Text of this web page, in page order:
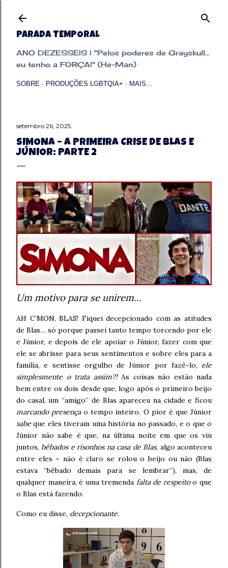
PARADA TEMPORAL
ANO DEZESSEIS | "Pelos poderes de Grayskull...
eu tenho a FORÇA!" (He-Man)
SOBRE PRODUÇÕES LGBTQIA+ MAIS…
setembro 26, 2025
SIMONA – A PRIMEIRA CRISE DE BLAS E
JÚNIOR: PARTE 2
Um motivo para se unirem…
AH C’MON, BLAS! Fiquei decepcionado com as atitudes
de Blas… só porque passei tanto tempo torcendo por ele
e Júnior, e depois de ele apoiar o Júnior, fazer com que
ele se abrisse para seus sentimentos e sobre eles para a
família, e sentisse orgulho de Júnior por fazê-lo, ele
simplesmente o trata assim?! As coisas não estão nada
bem entre os dois desde que, logo após o primeiro beijo
do casal, um “amigo” de Blas apareceu na cidade e ficou
marcando presençao tempo inteiro. O pior é que Júnior
sabe que eles tiveram uma história no passado, e o que o
Júnior não sabe é que, na última noite em que os viu
juntos, bêbados e risonhos na casa de Blas, algo aconteceu
entre eles – não é claro se rolou o beijo ou não (Blas
estava “bêbado demais para se lembrar”), mas, de
qualquer maneira, é uma tremenda falta de respeitoo que
o Blas está fazendo.
Como eu disse, decepcionante.